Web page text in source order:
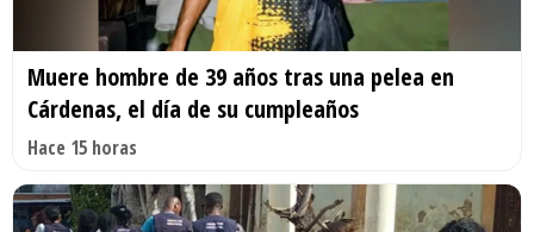
Muere hombre de 39 años tras una pelea en
Cárdenas, el día de su cumpleaños
Hace 15 horas